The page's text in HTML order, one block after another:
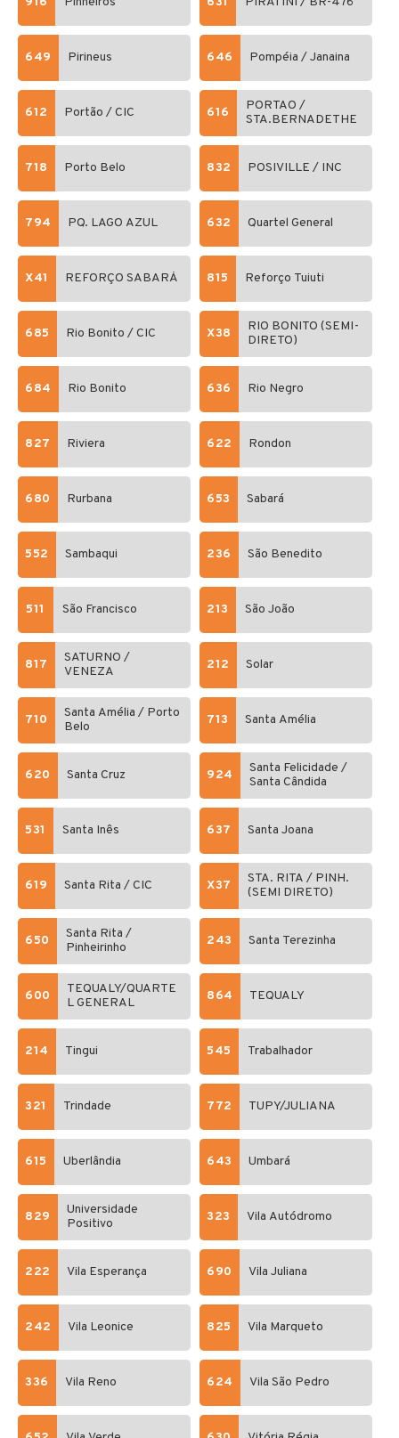
649 Pirineus 646 Pompéia / Janaina
612 Portão / CIC 616
PORTAO /
STA.BERNADETHE
718 Porto Belo 832 POSIVILLE / INC
794 PQ. LAGO AZUL 632 Quartel General
X41 REFORÇO SABARÁ 815 Reforço Tuiuti
685 Rio Bonito / CIC X38
RIO BONITO (SEMI-
DIRETO)
684 Rio Bonito 636 Rio Negro
827 Riviera 622 Rondon
680 Rurbana 653 Sabará
552 Sambaqui 236 São Benedito
511 São Francisco 213 São João
817
SATURNO /
VENEZA
212 Solar
710
Santa Amélia / Porto
Belo
713 Santa Amélia
620 Santa Cruz 924
Santa Felicidade /
Santa Cândida
531 Santa Inês 637 Santa Joana
619 Santa Rita / CIC X37
STA. RITA / PINH.
(SEMI DIRETO)
650
Santa Rita /
Pinheirinho
243 Santa Terezinha
600
TEQUALY/QUARTE
L GENERAL
864 TEQUALY
214 Tingui 545 Trabalhador
321 Trindade 772 TUPY/JULIANA
615 Uberlândia 643 Umbará
829
Universidade
Positivo
323 Vila Autódromo
222 Vila Esperança 690 Vila Juliana
242 Vila Leonice 825 Vila Marqueto
336 Vila Reno 624 Vila São Pedro